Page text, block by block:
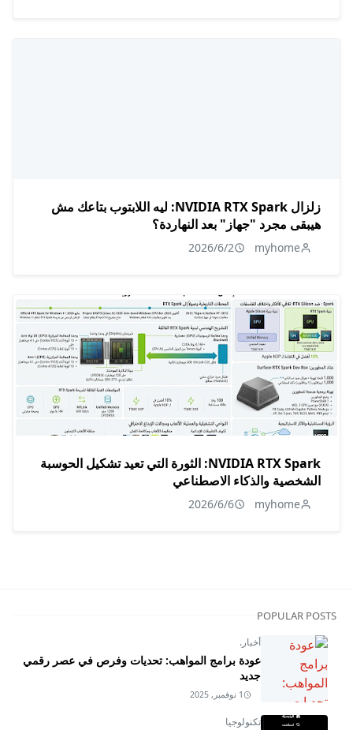
زلزال NVIDIA RTX Spark: ليه اللابتوب بتاعك مش
هيبقى مجرد "جهاز" بعد النهاردة؟
myhome
2026/6/2
NVIDIA RTX Spark: الثورة التي تعيد تشكيل الحوسبة
الشخصية والذكاء الاصطناعي
myhome
2026/6/6
POPULAR POSTS
أخبار.
عودة برامج المواهب: تحديات وفرص في عصر رقمي
جديد
1 نوفمبر, 2025
تكنولوجيا